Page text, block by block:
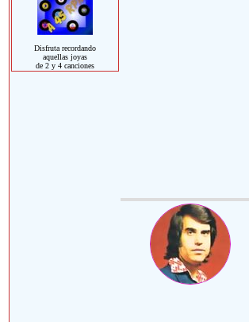
Disfruta recordando
aquellas joyas
de 2 y 4 canciones